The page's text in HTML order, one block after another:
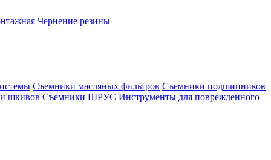
Чернение резины
Съемники масляных фильтров Съемники подшипников
шкивов Съемники ШРУС Инструменты для поврежденного